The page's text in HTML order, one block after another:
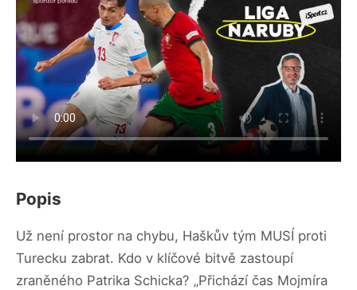
Popis
Už není prostor na chybu, Haškův tým MUSÍ proti
Turecku zabrat. Kdo v klíčové bitvě zastoupí
zraněného Patrika Schicka? „Přichází čas Mojmíra